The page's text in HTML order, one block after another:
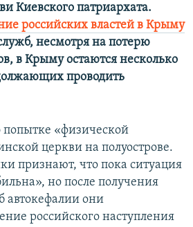
Киевского патриархата.
российских властей в Крыму
несмотря на потерю
в Крыму остаются несколько
проводить
попытке «физической
церкви на полуострове.
признают, что пока ситуация
но после получения
автокефалии они
российского наступления